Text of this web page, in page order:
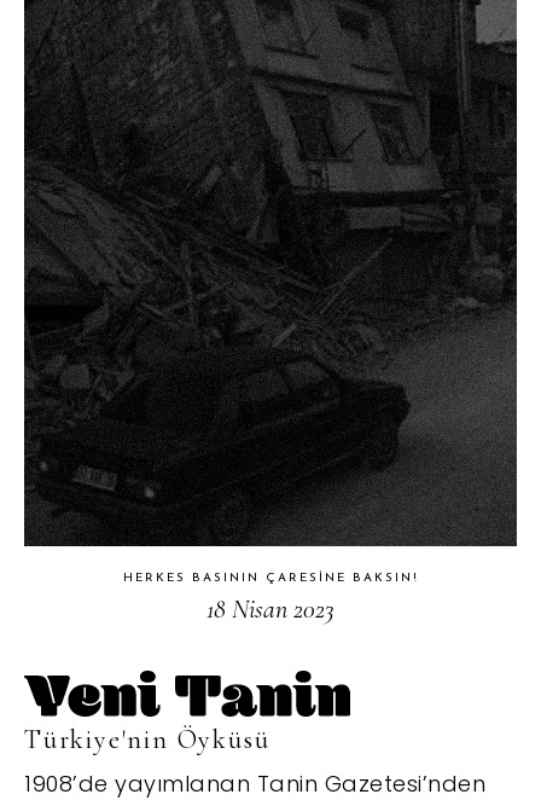
HERKES BASININ ÇARESINE BAKSIN!
18 Nisan 2023
Türkiye'nin Öyküsü
1908’de yayımlanan Tanin Gazetesi’nden